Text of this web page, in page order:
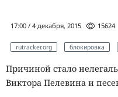
17:00 / 4 декабря, 2015 15624
rutracker.org блокировка
Причиной стало
Виктора Пелевина и